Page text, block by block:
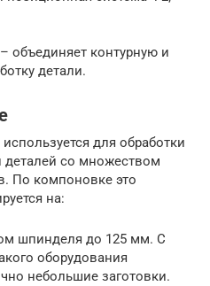
объединяет контурную и
детали.
для обработки
со множеством
По компоновке это
на:
шпинделя до 125 мм. С
оборудования
небольшие заготовки.